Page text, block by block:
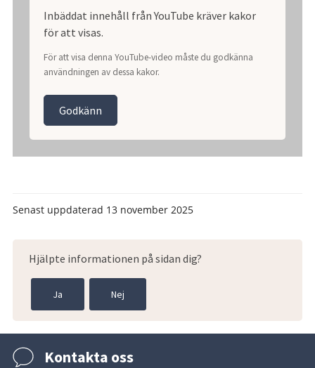
Inbäddat innehåll från YouTube kräver kakor
för att visas.
För att visa denna YouTube-video måste du godkänna
användningen av dessa kakor.
Godkänn
Senast uppdaterad 13 november 2025
Hjälpte informationen på sidan dig?
Ja Nej
Kontakta oss